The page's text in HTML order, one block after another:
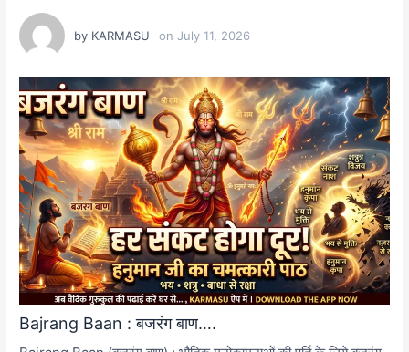
by KARMASU onJuly 11, 2026
Bajrang Baan : बजरंग बाण….